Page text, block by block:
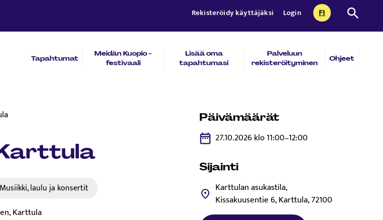
Rekisteröidy käyttäjäksi Login FICURRENTLY
SUOMI Etsi
Tapahtumat
Meidän Kuopio -
festivaali
Lisää oma
tapahtumasi
Palveluun
rekisteröityminen
Ohjeet
Musiikki, laulu ja konsertit
Karttula
Päivämäärät
27.10.2026 klo 11:00–12:00
Sijainti
Karttulan asukastila,
Kissakuusentie 6, Karttula, 72100